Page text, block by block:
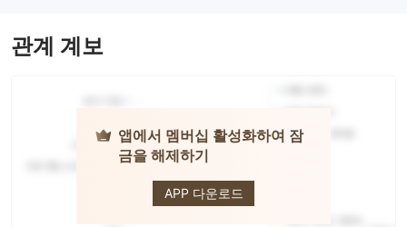
관계 계보
앱에서 멤버십 활성화하여 잠
금을 해제하기
APP 다운로드
OMEGA FX